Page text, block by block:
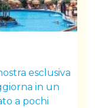
esclusiva
in un
a pochi